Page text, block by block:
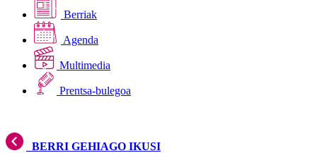
Berriak
Agenda
Multimedia
Prentsa-bulegoa
BERRI GEHIAGO IKUSI